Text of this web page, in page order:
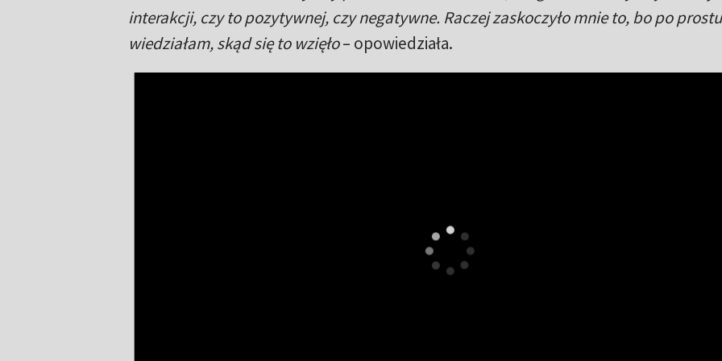
interakcji, czy to pozytywnej, czy negatywne. Raczej zaskoczyło mnie to, bo po
wiedziałam, skąd się to wzięło– opowiedziała.